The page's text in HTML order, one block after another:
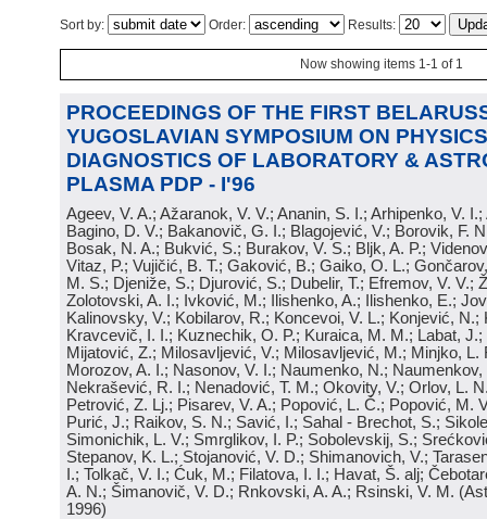
Sort by: Order: Results:
Now showing items 1-1 of 1
PROCEEDINGS OF THE FIRST
YUGOSLAVIAN SYMPOSIUM ON
DIAGNOSTICS OF LABORATORY &
PLASMA PDP - I'96
Ageev, V. A.; Ažaranok, V. V.; Ananin, S. I.; Arhipenko, V.
Bagino, D. V.; Bakanovič, G. I.; Blagojević, V.; Borovik, F.
Bosak, N. A.; Bukvić, S.; Burakov, V. S.; Bljk, A. P.;
Vitaz, P.; Vujičić, B. T.; Gaković, B.; Gaiko, O. L.;
M. S.; Djeniže, S.; Djurović, S.; Dubelir, T.; Efremov, V. V.;
Zolotovski, A. I.; Ivković, M.; Ilishenko, A.; Ilishenko, E.;
Kalinovsky, V.; Kobilarov, R.; Koncevoi, V. L.; Konjević, N.;
Kravcevič, I. I.; Kuznechik, O. P.; Kuraica, M. M.; Labat,
Mijatović, Z.; Milosavljević, V.; Milosavljević, M.; Minjko, L.
Morozov, A. I.; Nasonov, V. I.; Naumenko, N.; Naumenkov,
Nekrašević, R. I.; Nenadović, T. M.; Okovity, V.; Orlov, L.
Petrović, Z. Lj.; Pisarev, V. A.; Popović, L. Č.; Popović, M.
Purić, J.; Raikov, S. N.; Savić, I.; Sahal - Brechot, S.;
Simonichik, L. V.; Smrglikov, I. P.; Sobolevskij, S.;
Stepanov, K. L.; Stojanović, V. D.; Shimanovich, V.;
I.; Tolkač, V. I.; Ćuk, M.; Filatova, I. I.; Havat, Š. alj;
A. N.; Šimanovič, V. D.; Rnkovski, A. A.; Rsinski, V. M. (
1996)